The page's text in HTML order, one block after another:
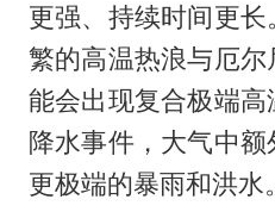
更强、持续时间更
繁的高温热浪与厄
能会出现复合极端
降水事件，大气中
更极端的暴雨和洪水。